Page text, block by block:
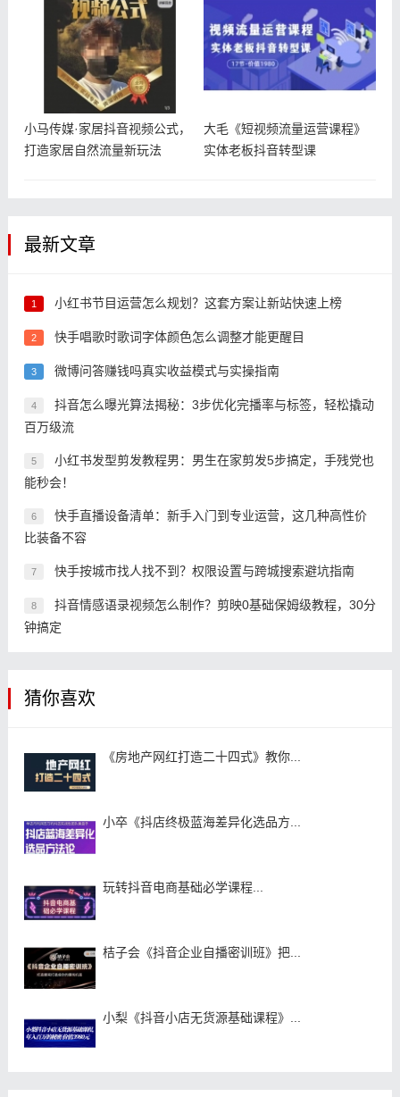
小马传媒·家居抖音视频公式，
打造家居自然流量新玩法
大毛《短视频流量运营课程》
实体老板抖音转型课
最新文章
1 小红书节目运营怎么规划？这套方案让新站快速上榜
2 快手唱歌时歌词字体颜色怎么调整才能更醒目
3 微博问答赚钱吗真实收益模式与实操指南
4
抖音怎么曝光算法揭秘：3步优化完播率与标签，轻松撬动
百万级流
5
小红书发型剪发教程男：男生在家剪发5步搞定，手残党也
能秒会！
6
快手直播设备清单：新手入门到专业运营，这几种高性价
比装备不容
7 快手按城市找人找不到？权限设置与跨城搜索避坑指南
8
抖音情感语录视频怎么制作？剪映0基础保姆级教程，30分
钟搞定
猜你喜欢
《房地产网红打造二十四式》教你...
小卒《抖店终极蓝海差异化选品方...
玩转抖音电商基础必学课程...
桔子会《抖音企业自播密训班》把...
小梨《抖音小店无货源基础课程》...